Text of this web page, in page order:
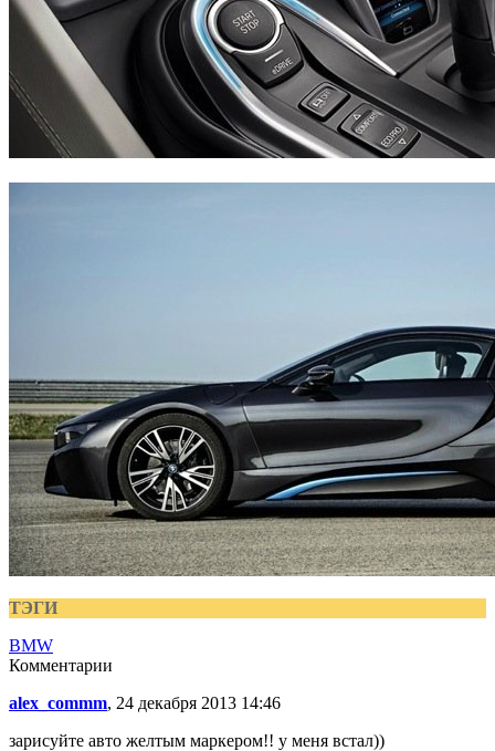
ТЭГИ
BMW
Комментарии
alex_commm, 24 декабря 2013 14:46
зарисуйте авто желтым маркером!! у меня встал))